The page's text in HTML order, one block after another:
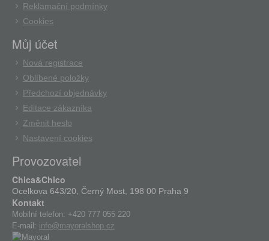
Reklamační podmínky
Cookies
Můj účet
Nová registrace
Oblíbené položky
Předchozí objednávky
Editace zákazníka
Změnit heslo
Nastavení cookies
Provozovatel
Chica&Chico
Ocelkova 643/20, Černý Most, 198 00 Praha 9
Kontakt
Mobilní telefon: +420 777 055 220
E-mail: info@mayoralshop.cz